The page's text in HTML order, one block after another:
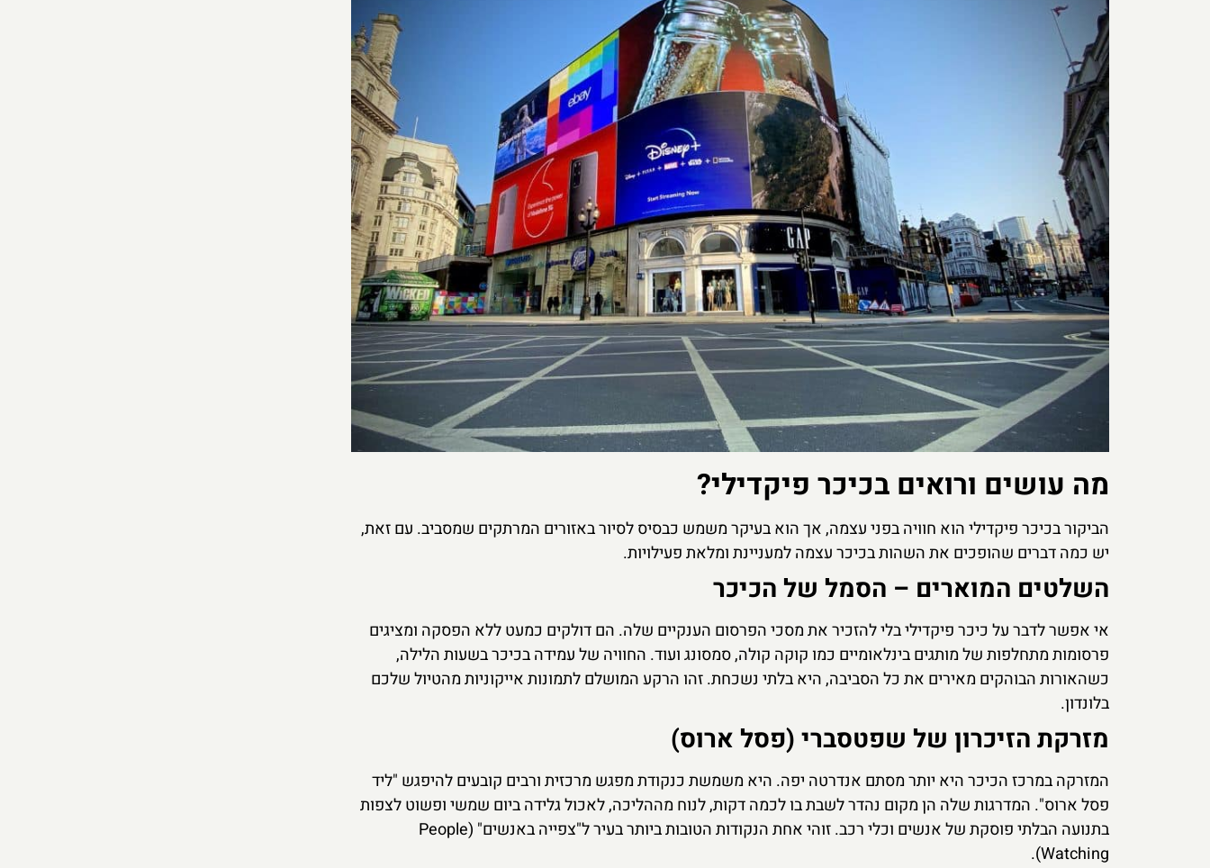
מה עושים ורואים בכיכר פיקדילי?
הביקור בכיכר פיקדילי הוא חוויה בפני עצמה, אך הוא בעיקר משמש כבסיס לסיור באזורים המרתקים שמסביב. עם זאת,
יש כמה דברים שהופכים את השהות בכיכר עצמה למעניינת ומלאת פעילויות.
השלטים המוארים – הסמל של הכיכר
אי אפשר לדבר על כיכר פיקדילי בלי להזכיר את מסכי הפרסום הענקיים שלה. הם דולקים כמעט ללא הפסקה ומציגים
פרסומות מתחלפות של מותגים בינלאומיים כמו קוקה קולה, סמסונג ועוד. החוויה של עמידה בכיכר בשעות הלילה,
כשהאורות הבוהקים מאירים את כל הסביבה, היא בלתי נשכחת. זהו הרקע המושלם לתמונות אייקוניות מהטיול שלכם
בלונדון.
מזרקת הזיכרון של שפטסברי (פסל ארוס)
המזרקה במרכז הכיכר היא יותר מסתם אנדרטה יפה. היא משמשת כנקודת מפגש מרכזית ורבים קובעים להיפגש "ליד
פסל ארוס". המדרגות שלה הן מקום נהדר לשבת בו לכמה דקות, לנוח מההליכה, לאכול גלידה ביום שמשי ופשוט לצפות
בתנועה הבלתי פוסקת של אנשים וכלי רכב. זוהי אחת הנקודות הטובות ביותר בעיר ל"צפייה באנשים" (People
Watching).